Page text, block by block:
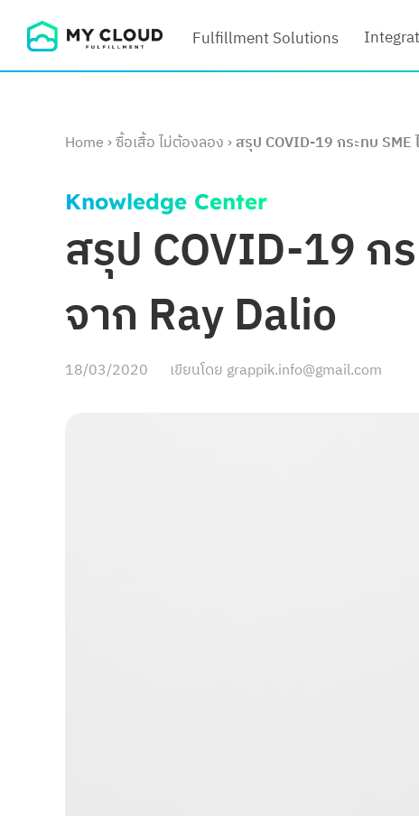
content
Fulfillment Solutions
Home ›ซื้อเสื้อ ไม่ต้องลอง ›สรุป COVID-19 กระทบ
Knowledge Center
สรุป COVID-19 ก
จาก Ray Dalio
18/03/2020 เขียนโดย grappik.info@gmail.com